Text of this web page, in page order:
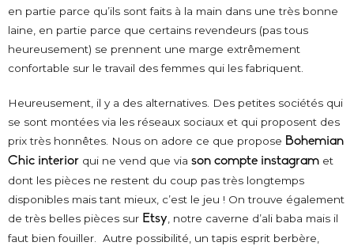
en partie parce qu’ils sont faits à la main dans une très bonne
laine, en partie parce que certains revendeurs (pas tous
heureusement) se prennent une marge extrêmement
confortable sur le travail des femmes qui les fabriquent.
Heureusement, il y a des alternatives. Des petites sociétés qui
se sont montées via les réseaux sociaux et qui proposent des
prix très honnêtes. Nous on adore ce que propose Bohemian
Chic interior qui ne vend que via son compte instagram et
dont les pièces ne restent du coup pas très longtemps
disponibles mais tant mieux, c’est le jeu ! On trouve également
de très belles pièces sur Etsy, notre caverne d’ali baba mais il
faut bien fouiller. Autre possibilité, un tapis esprit berbère,